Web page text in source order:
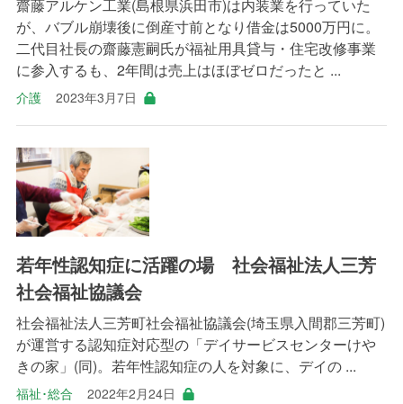
齋藤アルケン工業(島根県浜田市)は内装業を行っていた
が、バブル崩壊後に倒産寸前となり借金は5000万円に。
二代目社長の齋藤憲嗣氏が福祉用具貸与・住宅改修事業
に参入するも、2年間は売上はほぼゼロだったと ...
介護 2023年3月7日
若年性認知症に活躍の場 社会福祉法人三芳
社会福祉協議会
社会福祉法人三芳町社会福祉協議会(埼玉県入間郡三芳町)
が運営する認知症対応型の「デイサービスセンターけや
きの家」(同)。若年性認知症の人を対象に、デイの ...
福祉･総合 2022年2月24日